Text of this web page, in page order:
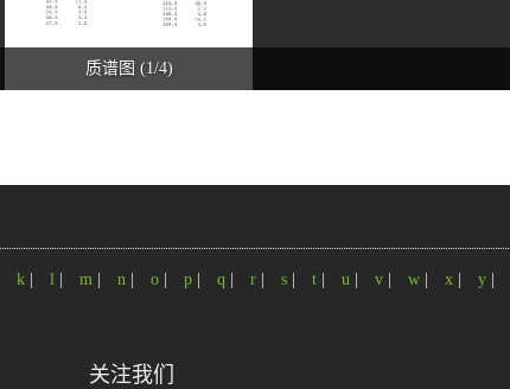
质谱图 (1/4)
k l m n o p q r s t u v w x y
关注我们